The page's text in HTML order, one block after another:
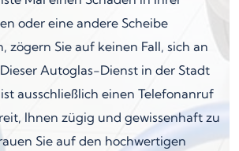
oder eine andere Scheibe
zögern Sie auf keinen Fall, sich an
Autoglas-Dienst in der Stadt
ausschließlich einen Telefonanruf
Ihnen zügig und gewissenhaft zu
Sie auf den hochwertigen